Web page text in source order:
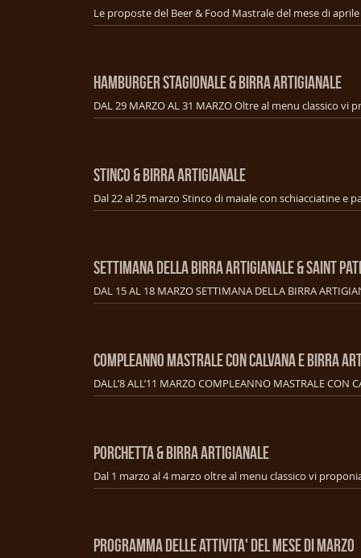
HAMBURGER STAGIONALE & BIRRA ARTIGIANALE
STINCO & BIRRA ARTIGIANALE
SETTIMANA DELLA BIRRA ARTIGIANALE & SAINT
COMPLEANNO MASTRALE CON CALVANA E BIRRA
PORCHETTA & BIRRA ARTIGIANALE
PROGRAMMA DELLE ATTIVITA' DEL MESE DI MARZO